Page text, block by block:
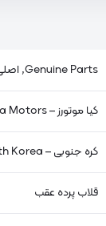
Genuine Parts, اصلی جنیون پارت
کیا موتورز – Kia Motors
کره جنوبی – South Korea
قلاب پرده عقب